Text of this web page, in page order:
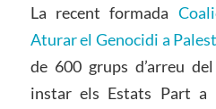
La recent formada
Aturar el Genocidi a
de 600 grups d’arreu
instar els Estats Part a